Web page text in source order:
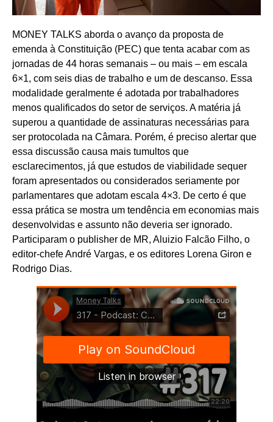
MONEY TALKS aborda o avanço da proposta de
emenda à Constituição (PEC) que tenta acabar com as
jornadas de 44 horas semanais – ou mais – em escala
6×1, com seis dias de trabalho e um de descanso. Essa
modalidade geralmente é adotada por trabalhadores
menos qualificados do setor de serviços. A matéria já
superou a quantidade de assinaturas necessárias para
ser protocolada na Câmara. Porém, é preciso alertar que
essa discussão causa mais tumultos que
esclarecimentos, já que estudos de viabilidade sequer
foram apresentados ou considerados seriamente por
parlamentares que adotam escala 4×3. De certo é que
essa prática se mostra um tendência em economias mais
desenvolvidas e assunto não deveria ser ignorado.
Participaram o publisher de MR, Aluizio Falcão Filho, o
editor-chefe André Vargas, e os editores Lorena Giron e
Rodrigo Dias.